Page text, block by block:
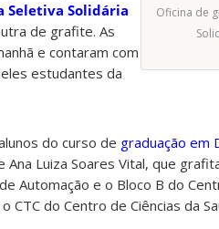
Oficina de
Seletiva Solidária
de grafite. As
e contaram com
estudantes da
do curso de graduação em
Ana Luiza Soares Vital, que
Automação e o Bloco B do
do Centro de Ciências da